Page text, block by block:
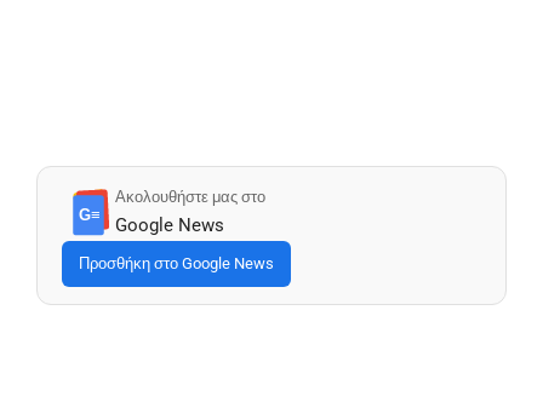
G≡
Ακολουθήστε μας στο
Google News
Προσθήκη στο Google News